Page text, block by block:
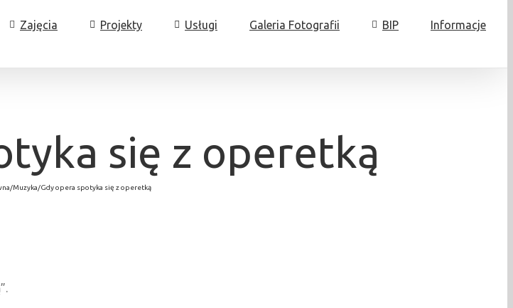
Zajęcia Projekty Usługi Galeria Fotografii BIP Informacje
się z operetką
/Muzyka/Gdy opera spotyka się z operetką